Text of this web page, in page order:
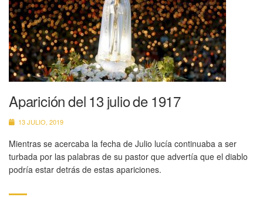
Aparición del 13 julio de 1917
13 JULIO, 2019
Mientras se acercaba la fecha de Julio lucía continuaba a ser
turbada por las palabras de su pastor que advertía que el diablo
podría estar detrás de estas apariciones.